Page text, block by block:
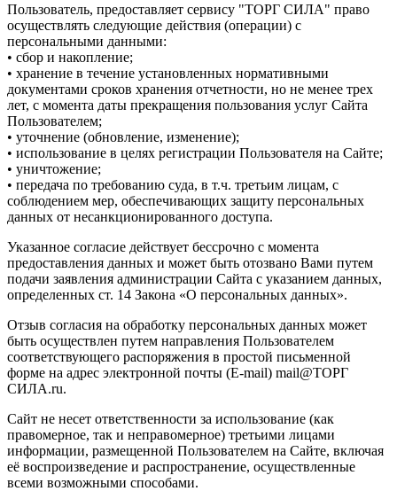
Пользователь, предоставляет сервису "ТОРГ СИЛА" право
осуществлять следующие действия (операции) с
персональными данными:
• сбор и накопление;
• хранение в течение установленных нормативными
документами сроков хранения отчетности, но не менее трех
лет, с момента даты прекращения пользования услуг Сайта
Пользователем;
• уточнение (обновление, изменение);
• использование в целях регистрации Пользователя на Сайте;
• уничтожение;
• передача по требованию суда, в т.ч. третьим лицам, с
соблюдением мер, обеспечивающих защиту персональных
данных от несанкционированного доступа.
Указанное согласие действует бессрочно с момента
предоставления данных и может быть отозвано Вами путем
подачи заявления администрации Сайта с указанием данных,
определенных ст. 14 Закона «О персональных данных».
Отзыв согласия на обработку персональных данных может
быть осуществлен путем направления Пользователем
соответствующего распоряжения в простой письменной
форме на адрес электронной почты (E-mail) mail@ТОРГ
СИЛА.ru.
Сайт не несет ответственности за использование (как
правомерное, так и неправомерное) третьими лицами
информации, размещенной Пользователем на Сайте, включая
её воспроизведение и распространение, осуществленные
всеми возможными способами.